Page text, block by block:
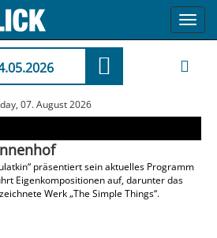
07. August 2026
präsentiert sein aktuelles Programm
Eigenkompositionen auf, darunter das
Werk „The Simple Things“.